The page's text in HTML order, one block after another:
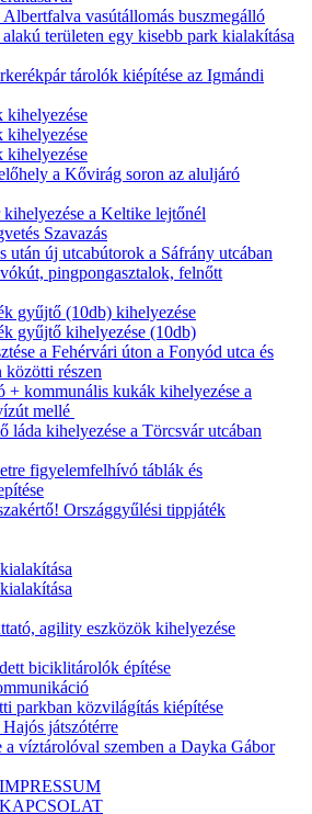
vasútállomás buszmegálló
területen egy kisebb park kialakítása
tárolók kiépítése az Igmándi
kihelyezése
kihelyezése
kihelyezése
a Kővirág soron az aluljáró
a Keltike lejtőnél
Szavazás
után új utcabútorok a Sáfrány utcában
pingpongasztalok, felnőtt
gyűjtő (10db) kihelyezése
gyűjtő kihelyezése (10db)
a Fehérvári úton a Fonyód utca és
részen
+ kommunális kukák kihelyezése a
mellé
láda kihelyezése a Törcsvár utcában
figyelemfelhívó táblák és
Országgyűlési tippjáték
agility eszközök kihelyezése
biciklitárolók építése
parkban közvilágítás kiépítése
játszótérre
a víztárolóval szemben a Dayka Gábor